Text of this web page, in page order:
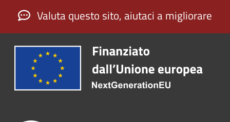
Valuta questo sito, aiutaci a migliorare